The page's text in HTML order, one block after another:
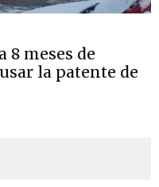
8 meses de
la patente de